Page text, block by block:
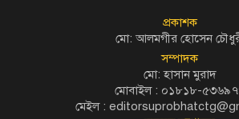
প্রকাশক
মো: আলমগীর হোসেন
সম্পাদক
মো: হাসান মুরাদ
মোবাইল : ০১৮১৮-
মেইল :